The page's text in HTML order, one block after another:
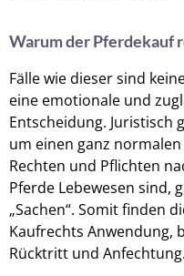
Warum der Pferdekauf
Fälle wie dieser sind
eine emotionale und
Entscheidung. Juristisch
um einen ganz
Rechten und Pflichten
Pferde Lebewesen sind,
„Sachen“. Somit finden
Kaufrechts Anwendung,
Rücktritt und Anfechtung.